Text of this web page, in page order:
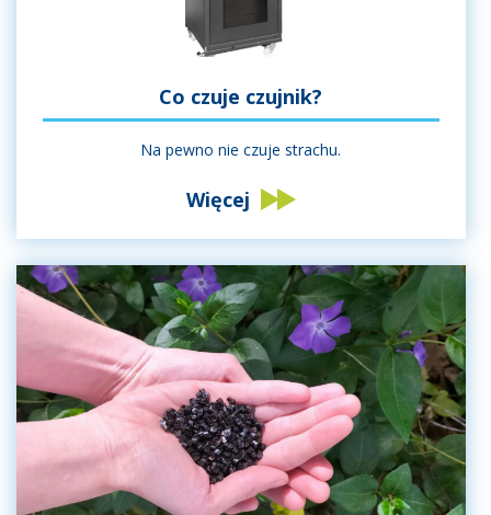
Co czuje czujnik?
Na pewno nie czuje strachu.
Więcej